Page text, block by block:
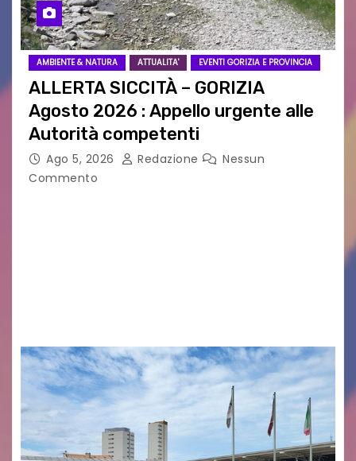
AMBIENTE & NATURA ATTUALITA' EVENTI GORIZIA E PROVINCIA
ALLERTA SICCITÀ – GORIZIA
Agosto 2026 : Appello urgente alle
Autorità competenti
Ago 5, 2026 Redazione
Nessun
Commento